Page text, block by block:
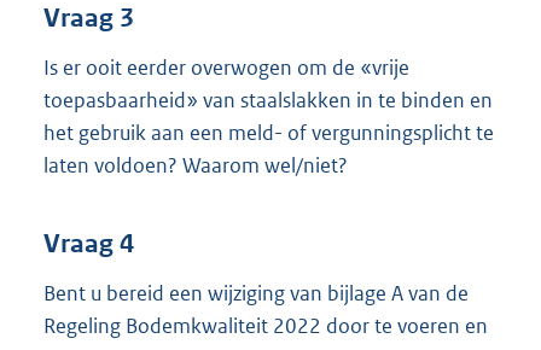
Vraag 3
Is er ooit eerder overwogen om de «vrije
toepasbaarheid» van staalslakken in te binden en
het gebruik aan een meld- of vergunningsplicht te
laten voldoen? Waarom wel/niet?
Vraag 4
Bent u bereid een wijziging van bijlage A van de
Regeling Bodemkwaliteit 2022 door te voeren en